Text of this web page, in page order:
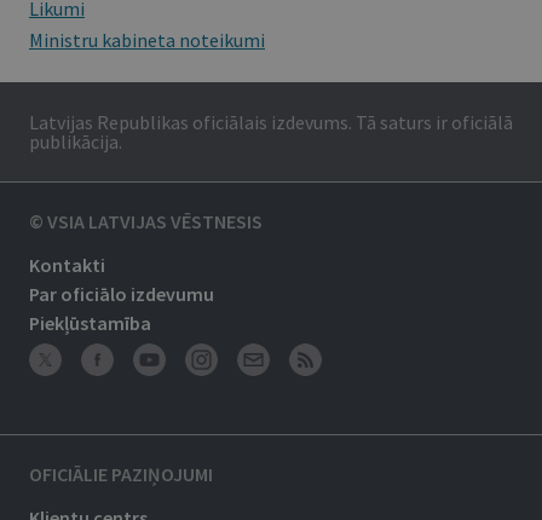
Likumi
Ministru kabineta noteikumi
Latvijas Republikas oficiālais izdevums. Tā saturs ir oficiālā
publikācija.
© VSIA LATVIJAS VĒSTNESIS
Kontakti
Par oficiālo izdevumu
Piekļūstamība
OFICIĀLIE PAZIŅOJUMI